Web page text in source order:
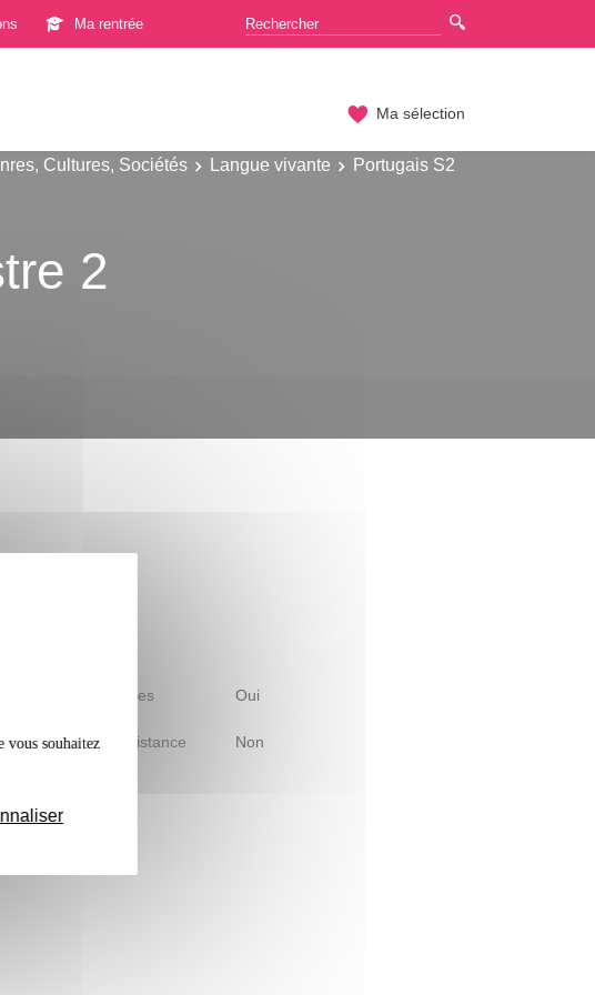
Ma rentrée
Ma sélection
Cultures, Sociétés Langue vivante Portugais S2
2
Mobilité d'études Oui
Accessible à distance Non
vous souhaitez